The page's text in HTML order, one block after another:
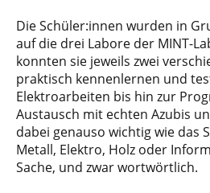
Die Schüler:innen wurden in
auf die drei Labore der MINT-
konnten sie jeweils zwei
praktisch kennenlernen und
Elektroarbeiten bis hin zur
Austausch mit echten Azubis
dabei genauso wichtig wie das
Metall, Elektro, Holz oder
Sache, und zwar wortwörtlich.